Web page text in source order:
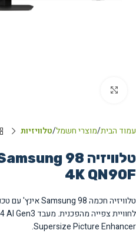
עמוד הבית מוצרי חשמל טלוויזיות
4K QN90F
Supersize Picture Enhancer.